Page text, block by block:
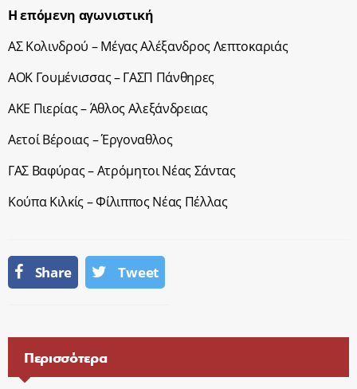
Η επόμενη αγωνιστική
ΑΣ Κολινδρού – Μέγας Αλέξανδρος Λεπτοκαριάς
ΑΟΚ Γουμένισσας – ΓΑΣΠ Πάνθηρες
ΑΚΕ Πιερίας – Άθλος Αλεξάνδρειας
Αετοί Βέροιας – Έργοναθλος
ΓΑΣ Βαφύρας – Ατρόμητοι Νέας Σάντας
Κούπα Κιλκίς – Φίλιππος Νέας Πέλλας
Share Tweet
Περισσότερα